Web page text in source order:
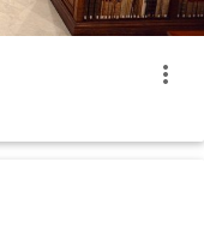
more_vert